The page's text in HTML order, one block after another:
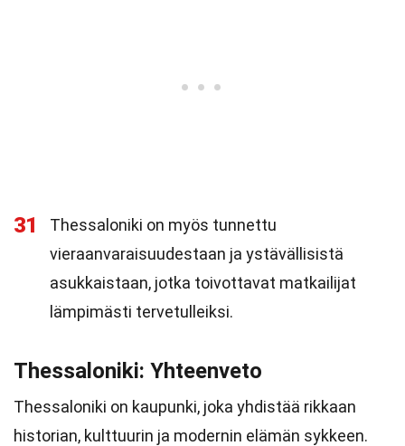
31
Thessaloniki on myös tunnettu
vieraanvaraisuudestaan ja ystävällisistä
asukkaistaan, jotka toivottavat matkailijat
lämpimästi tervetulleiksi.
Thessaloniki: Yhteenveto
Thessaloniki on kaupunki, joka yhdistää rikkaan
historian, kulttuurin ja modernin elämän sykkeen.